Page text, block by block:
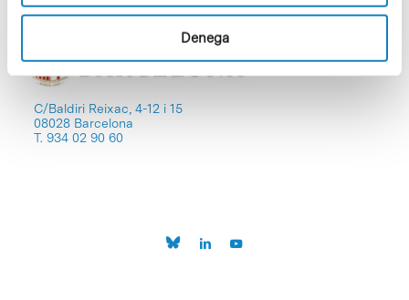
Denega
C/Baldiri Reixac, 4-12 i 15
08028 Barcelona
T. 934 02 90 60